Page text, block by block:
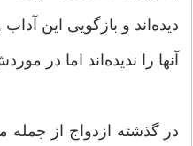
دیده‌اند و بازگویی این
آنها را ندیده‌اند اما در
در گذشته ازدواج از